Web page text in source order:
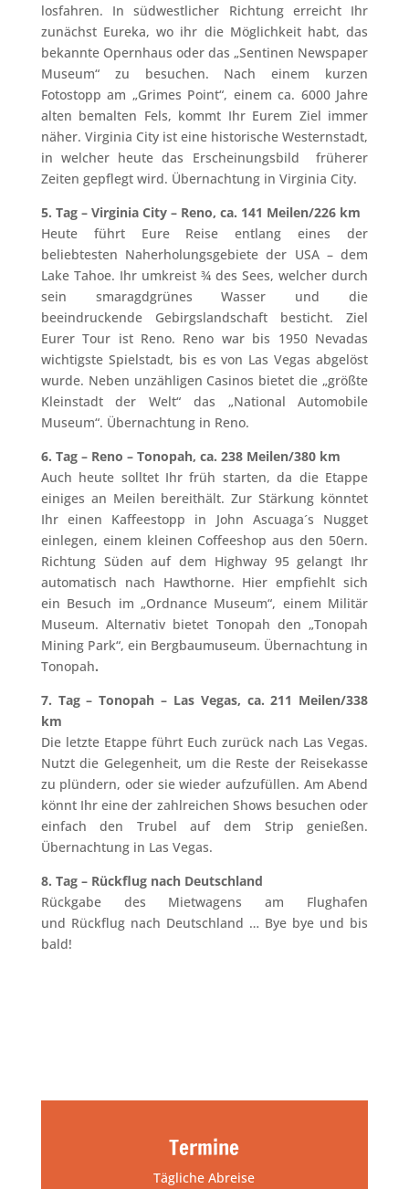
losfahren. In südwestlicher Richtung erreicht Ihr
zunächst Eureka, wo ihr die Möglichkeit habt, das
bekannte Opernhaus oder das „Sentinen Newspaper
Museum“ zu besuchen. Nach einem kurzen
Fotostopp am „Grimes Point“, einem ca. 6000 Jahre
alten bemalten Fels, kommt Ihr Eurem Ziel immer
näher. Virginia City ist eine historische Westernstadt,
in welcher heute das Erscheinungsbild früherer
Zeiten gepflegt wird. Übernachtung in Virginia City.
5. Tag – Virginia City – Reno, ca. 141 Meilen/226 km
Heute führt Eure Reise entlang eines der
beliebtesten Naherholungsgebiete der USA – dem
Lake Tahoe. Ihr umkreist ¾ des Sees, welcher durch
sein smaragdgrünes Wasser und die
beeindruckende Gebirgslandschaft besticht. Ziel
Eurer Tour ist Reno. Reno war bis 1950 Nevadas
wichtigste Spielstadt, bis es von Las Vegas abgelöst
wurde. Neben unzähligen Casinos bietet die „größte
Kleinstadt der Welt“ das „National Automobile
Museum“. Übernachtung in Reno.
6. Tag – Reno – Tonopah, ca. 238 Meilen/380 km
Auch heute solltet Ihr früh starten, da die Etappe
einiges an Meilen bereithält. Zur Stärkung könntet
Ihr einen Kaffeestopp in John Ascuaga´s Nugget
einlegen, einem kleinen Coffeeshop aus den 50ern.
Richtung Süden auf dem Highway 95 gelangt Ihr
automatisch nach Hawthorne. Hier empfiehlt sich
ein Besuch im „Ordnance Museum“, einem Militär
Museum. Alternativ bietet Tonopah den „Tonopah
Mining Park“, ein Bergbaumuseum. Übernachtung in
Tonopah.
7. Tag– Tonopah – Las Vegas, ca. 211 Meilen/338
km
Die letzte Etappe führt Euch zurück nach Las Vegas.
Nutzt die Gelegenheit, um die Reste der Reisekasse
zu plündern, oder sie wieder aufzufüllen. Am Abend
könnt Ihr eine der zahlreichen Shows besuchen oder
einfach den Trubel auf dem Strip genießen.
Übernachtung in Las Vegas.
8. Tag – Rückflug nach Deutschland
Rückgabe des Mietwagens am Flughafen
und Rückflug nach Deutschland … Bye bye und bis
bald!
Termine
Tägliche Abreise